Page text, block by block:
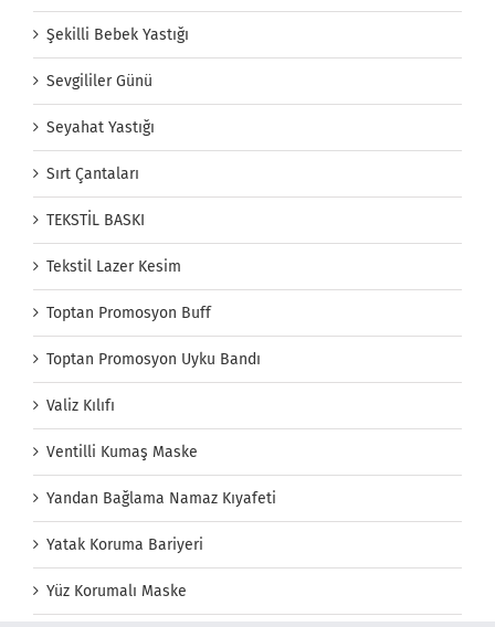
Şekilli Bebek Yastığı
Sevgililer Günü
Seyahat Yastığı
Sırt Çantaları
TEKSTİL BASKI
Tekstil Lazer Kesim
Toptan Promosyon Buff
Toptan Promosyon Uyku Bandı
Valiz Kılıfı
Ventilli Kumaş Maske
Yandan Bağlama Namaz Kıyafeti
Yatak Koruma Bariyeri
Yüz Korumalı Maske